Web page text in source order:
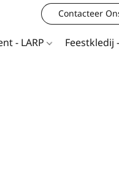
Contacteer
- LARP Feestkledij